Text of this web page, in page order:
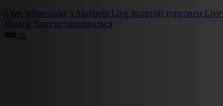
Live Whitestrake’s Mayhem Live Золотой торговец Live
Войти Зарегистрироваться
ru